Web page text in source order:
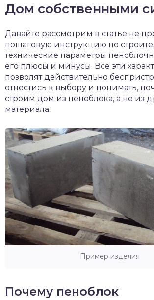
Дом собственными
Давайте рассмотрим в статье не
пошаговую инструкцию по
технические параметры
его плюсы и минусы. Все эти
позволят действительно
отнестись к выбору и понимать,
строим дом из пеноблока, а не из
материала.
Пример изделия
Почему пеноблок